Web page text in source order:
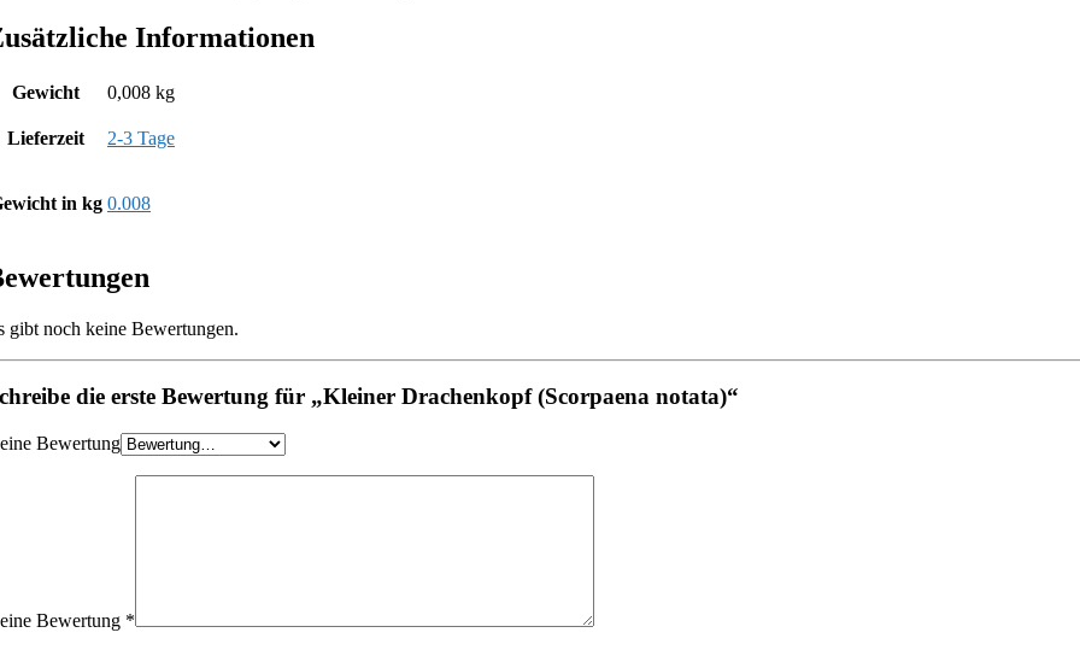
Informationen
Gewicht 0,008 kg
Lieferzeit 2-3 Tage
in kg 0.008
gibt noch keine Bewertungen.
die erste Bewertung für „Kleiner Drachenkopf (Scorpaena notata)“
Bewertung
Bewertung *